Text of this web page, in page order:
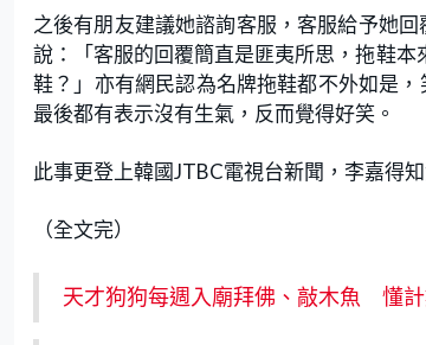
之後有朋友建議她諮詢客服，客服給予她
說：「客服的回覆簡直是匪夷所思，拖鞋
鞋？」亦有網民認為名牌拖鞋都不外如是
最後都有表示沒有生氣，反而覺得好笑。
此事更登上韓國JTBC電視台新聞，李嘉得
（全文完）
天才狗狗每週入廟拜佛、敲木魚 懂